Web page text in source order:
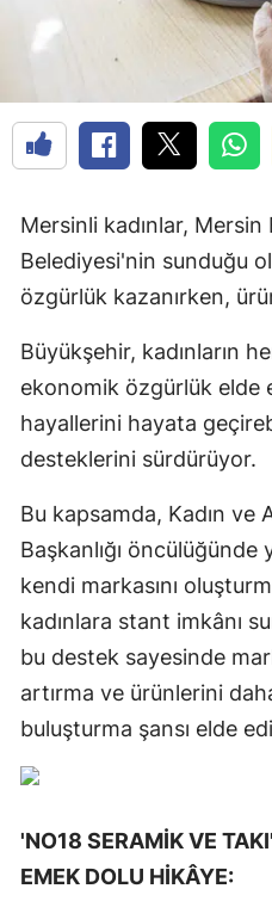
Mersinli kadınlar, Mersin
Belediyesi'nin sunduğu
özgürlük kazanırken,
Büyükşehir, kadınların
ekonomik özgürlük elde
hayallerini hayata
desteklerini sürdürüyor.
Bu kapsamda, Kadın ve
Başkanlığı öncülüğünde
kendi markasını
kadınlara stant imkânı
bu destek sayesinde
artırma ve ürünlerini
buluşturma şansı elde
'NO18 SERAMİK VE TAKI'
EMEK DOLU HİKÂYE: